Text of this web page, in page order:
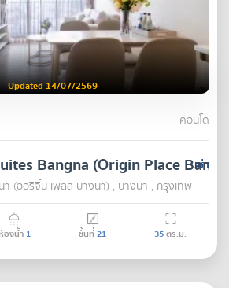
Updated 14/07/2569
คอนโด
เช่า
Bangna (Origin Place
(ออริจิ้น เพลส บางนา) , บางนา , กรุงเทพ
องน้ำ 1 ชั้นที่21 35ตร.ม.